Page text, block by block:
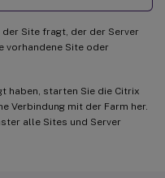
Site fragt, der der Server
vorhandene Site oder
haben, starten Sie die Citrix
Verbindung mit der Farm her.
alle Sites und Server